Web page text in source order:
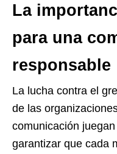
La
para una
responsable
La lucha contra el
de las
comunicación
garantizar que cada